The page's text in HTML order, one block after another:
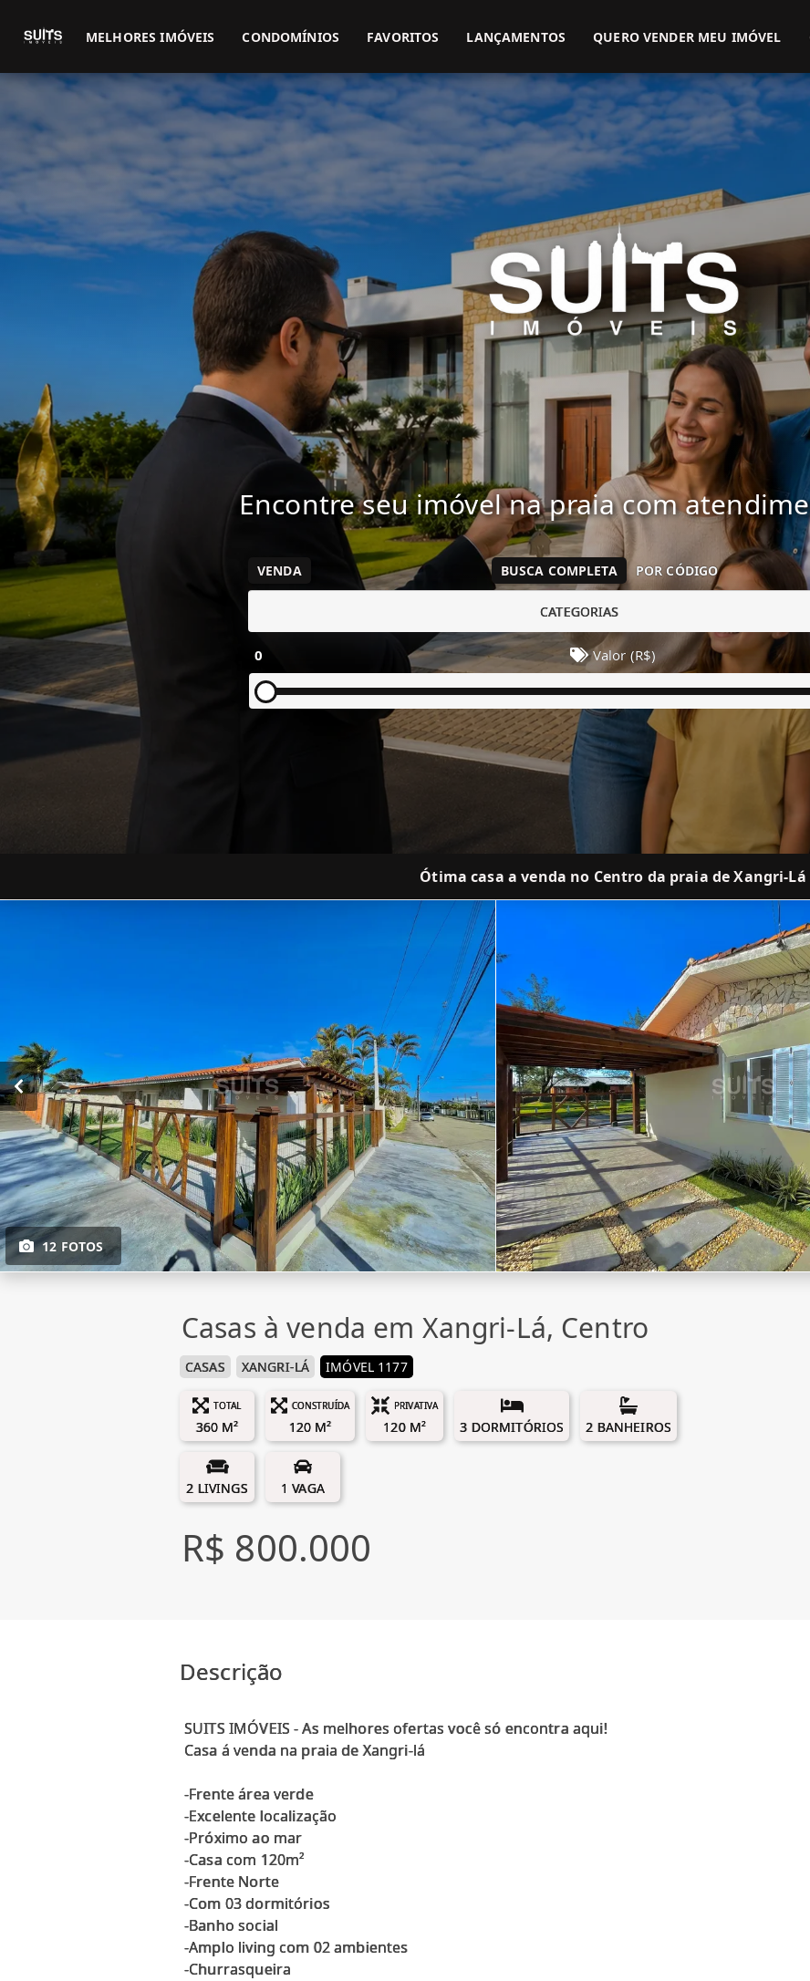
(51) 3416-9899 (51) 99914-3000
MELHORES IMÓVEIS CONDOMÍNIOS FAVORITOS LANÇAMENTOS QUERO VENDER MEU IMÓVEL
Encontre seu imóvel na praia com
VENDA BUSCA COMPLETA POR CÓDIGO
CATEGORIAS
0 Valor (R$)
Ótima casa a venda no Centro da praia de Xangri-Lá
12 FOTOS
Casas à venda em Xangri-Lá, Centro
CASAS XANGRI-LÁ IMÓVEL 1177
TOTAL
360 M²
CONSTRUÍDA
120 M²
PRIVATIVA
120 M² 3 DORMITÓRIOS 2 BANHEIROS
2 LIVINGS 1 VAGA
R$ 800.000
Descrição
SUITS IMÓVEIS - As melhores ofertas você só encontra aqui!
Casa á venda na praia de Xangri-lá
-Frente área verde
-Excelente localização
-Próximo ao mar
-Casa com 120m²
-Frente Norte
-Com 03 dormitórios
-Banho social
-Amplo living com 02 ambientes
-Churrasqueira